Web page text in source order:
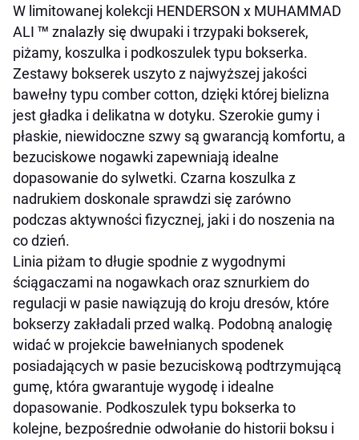
W limitowanej kolekcji HENDERSON x MUHAMMAD
ALI ™ znalazły się dwupaki i trzypaki bokserek,
piżamy, koszulka i podkoszulek typu bokserka.
Zestawy bokserek uszyto z najwyższej jakości
bawełny typu comber cotton, dzięki której bielizna
jest gładka i delikatna w dotyku. Szerokie gumy i
płaskie, niewidoczne szwy są gwarancją komfortu, a
bezuciskowe nogawki zapewniają idealne
dopasowanie do sylwetki. Czarna koszulka z
nadrukiem doskonale sprawdzi się zarówno
podczas aktywności fizycznej, jaki i do noszenia na
co dzień.
Linia piżam to długie spodnie z wygodnymi
ściągaczami na nogawkach oraz sznurkiem do
regulacji w pasie nawiązują do kroju dresów, które
bokserzy zakładali przed walką. Podobną analogię
widać w projekcie bawełnianych spodenek
posiadających w pasie bezuciskową podtrzymującą
gumę, która gwarantuje wygodę i idealne
dopasowanie. Podkoszulek typu bokserka to
kolejne, bezpośrednie odwołanie do historii boksu i